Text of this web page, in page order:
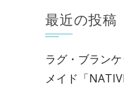
最近の投稿
ラグ・ブラン
メイド「